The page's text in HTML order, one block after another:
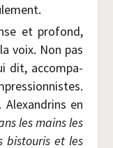
et pro­fond,
voix. Non pas
dit, accom­pa­
en
les mains les
bis­tou­ris et les